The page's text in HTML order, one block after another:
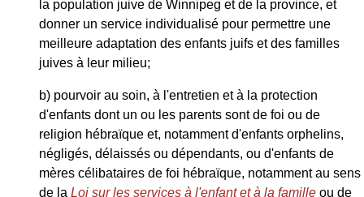
la population juive de Winnipeg et de la province, et
donner un service individualisé pour permettre une
meilleure adaptation des enfants juifs et des familles
juives à leur milieu;
b) pourvoir au soin, à l'entretien et à la protection
d'enfants dont un ou les parents sont de foi ou de
religion hébraïque et, notamment d'enfants orphelins,
négligés, délaissés ou dépendants, ou d'enfants de
mères célibataires de foi hébraïque, notamment au sens
de la Loi sur les services à l'enfant et à la famille ou de